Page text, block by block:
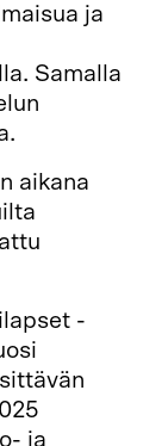
ja
Samalla
aikana
-
ja